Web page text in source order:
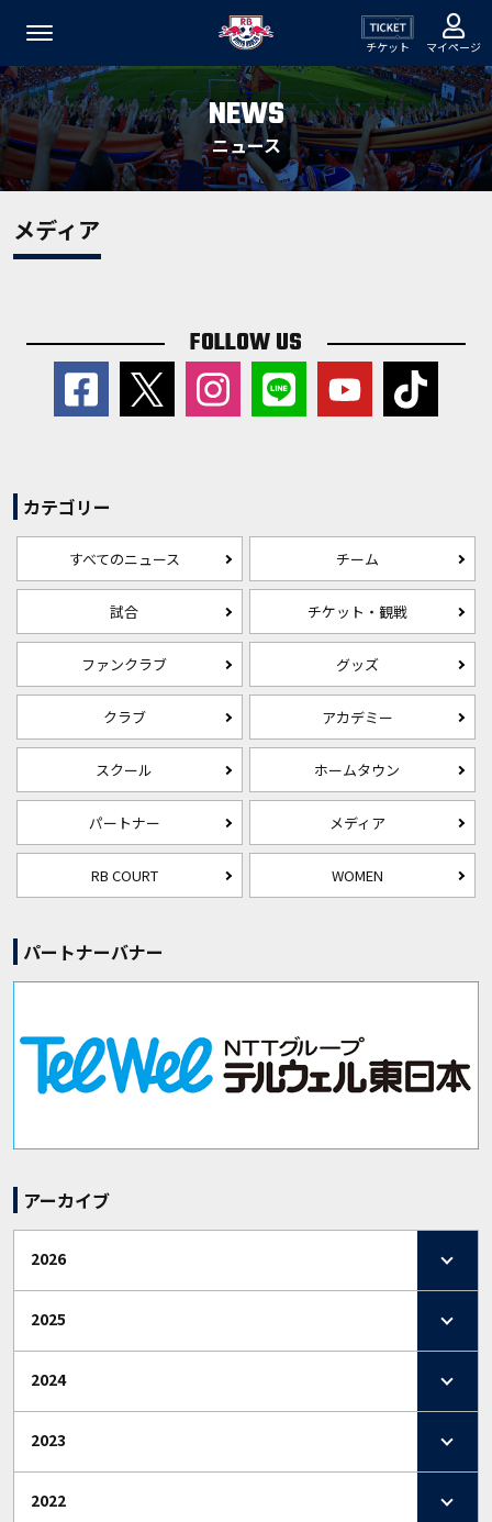
チケット マイページ
NEWS
ニュース
メディア
FOLLOW US
カテゴリー
すべてのニュース チーム
試合 チケット・観戦
ファンクラブ グッズ
クラブ アカデミー
スクール ホームタウン
パートナー メディア
RB COURT WOMEN
パートナーバナー
アーカイブ
2026
2025
2024
2023
2022